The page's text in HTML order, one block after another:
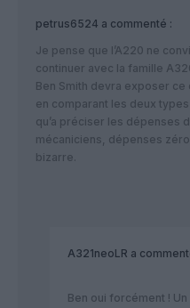
petrus6524 a commenté :
Je pense que l’A220 ne
continuer avec la famille
Ben Smith devra exposer
en comparant les deux
qu’a préciser les dépenses
mécaniciens, dépenses
bizarre.
A321neoLR a
Ben oui forcément !